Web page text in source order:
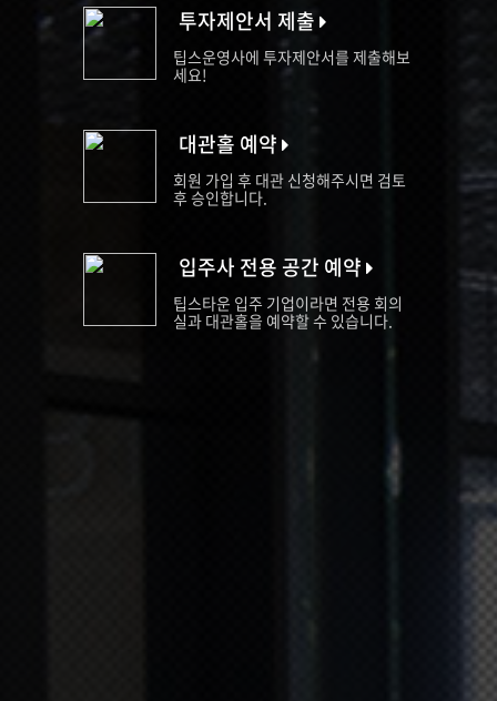
투자제안서 제출
팁스운영사에 투자제안서를 제출해보
세요!
대관홀 예약
회원 가입 후 대관 신청해주시면 검토
후 승인합니다.
입주사 전용 공간 예약
팁스타운 입주 기업이라면 전용 회의
실과 대관홀을 예약할 수 있습니다.